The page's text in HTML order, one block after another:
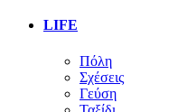
LIFE
Πόλη
Σχέσεις
Γεύση